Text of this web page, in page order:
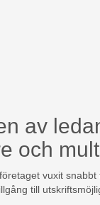
av
och
vuxit
till